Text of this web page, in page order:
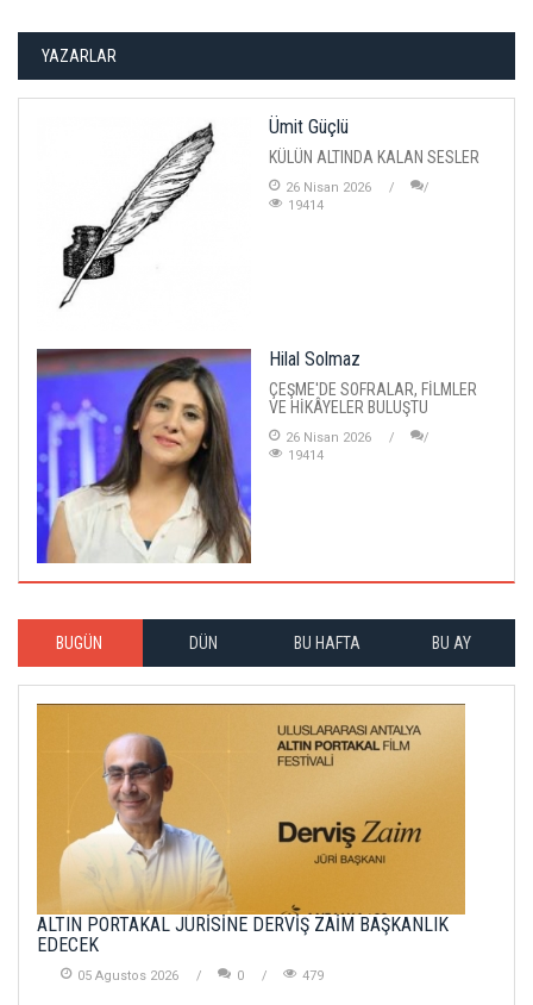
YAZARLAR
Ümit Güçlü
KÜLÜN ALTINDA KALAN SESLER
26 Nisan 2026
19414
Hilal Solmaz
ÇEŞME'DE SOFRALAR, FİLMLER
VE HİKÂYELER BULUŞTU
26 Nisan 2026
19414
BUGÜN DÜN BU HAFTA BU AY
ALTIN PORTAKAL JÜRİSİNE DERVİŞ ZAİM BAŞKANLIK
EDECEK
05 Agustos 2026 0 479